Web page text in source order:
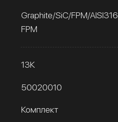
Graphite/SiC/FPM/AISI316
FPM
13К
50020010
Комплект